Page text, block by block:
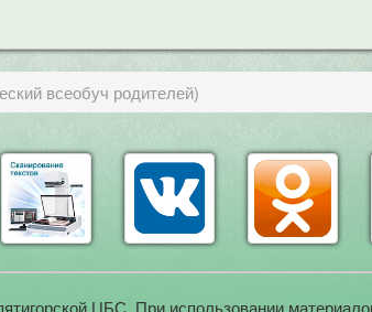
всеобуч родителей)
ЦБС. При использовании